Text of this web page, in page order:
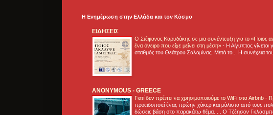
Η Ενημέρωση στην Ελλάδα και τoν Κόσμο
ΕΙΔΗΣΕΙΣ
Ο Στέφανος Καρυδάκης σε μια συνέντευξη για το «Ποιος
ένα όνειρο που είχε μείνει στη μέση» - Η Αίγυπτος
σταθμός του Θεάτρου Σαλαμίνας. Μετά το... Η συνέχεια
ANONYMOUS - GREECE
Γιατί δεν πρέπει να χρησιμοποιούμε το WiFi στα Airbnb -
προειδοποιεί ένας πρώην χάκερ και μάλιστα από τους
δώσεις βάση στο παρακάτω θέμα. ... Ο Τζέησον